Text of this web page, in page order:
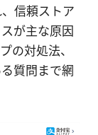
信頼ストア
が主な原因
の対処法、
質問まで網